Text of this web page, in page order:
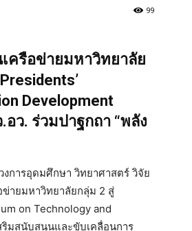
99
ข่ายมหาวิทยาลัยกลุ่ม 2
Engagement Forum
ชนัน วงศ์สวัสดิ์ รอง
าลัยเพื่ออนาคต
ระทรวงการอุดมศึกษา
กลไกการขับเคลื่อนเครือข่าย
Engagement